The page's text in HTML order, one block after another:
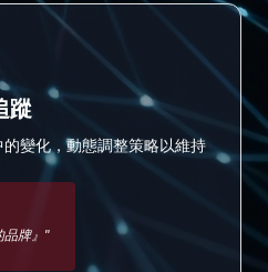
蹤
變化，動態調整策略以維持
品牌』"